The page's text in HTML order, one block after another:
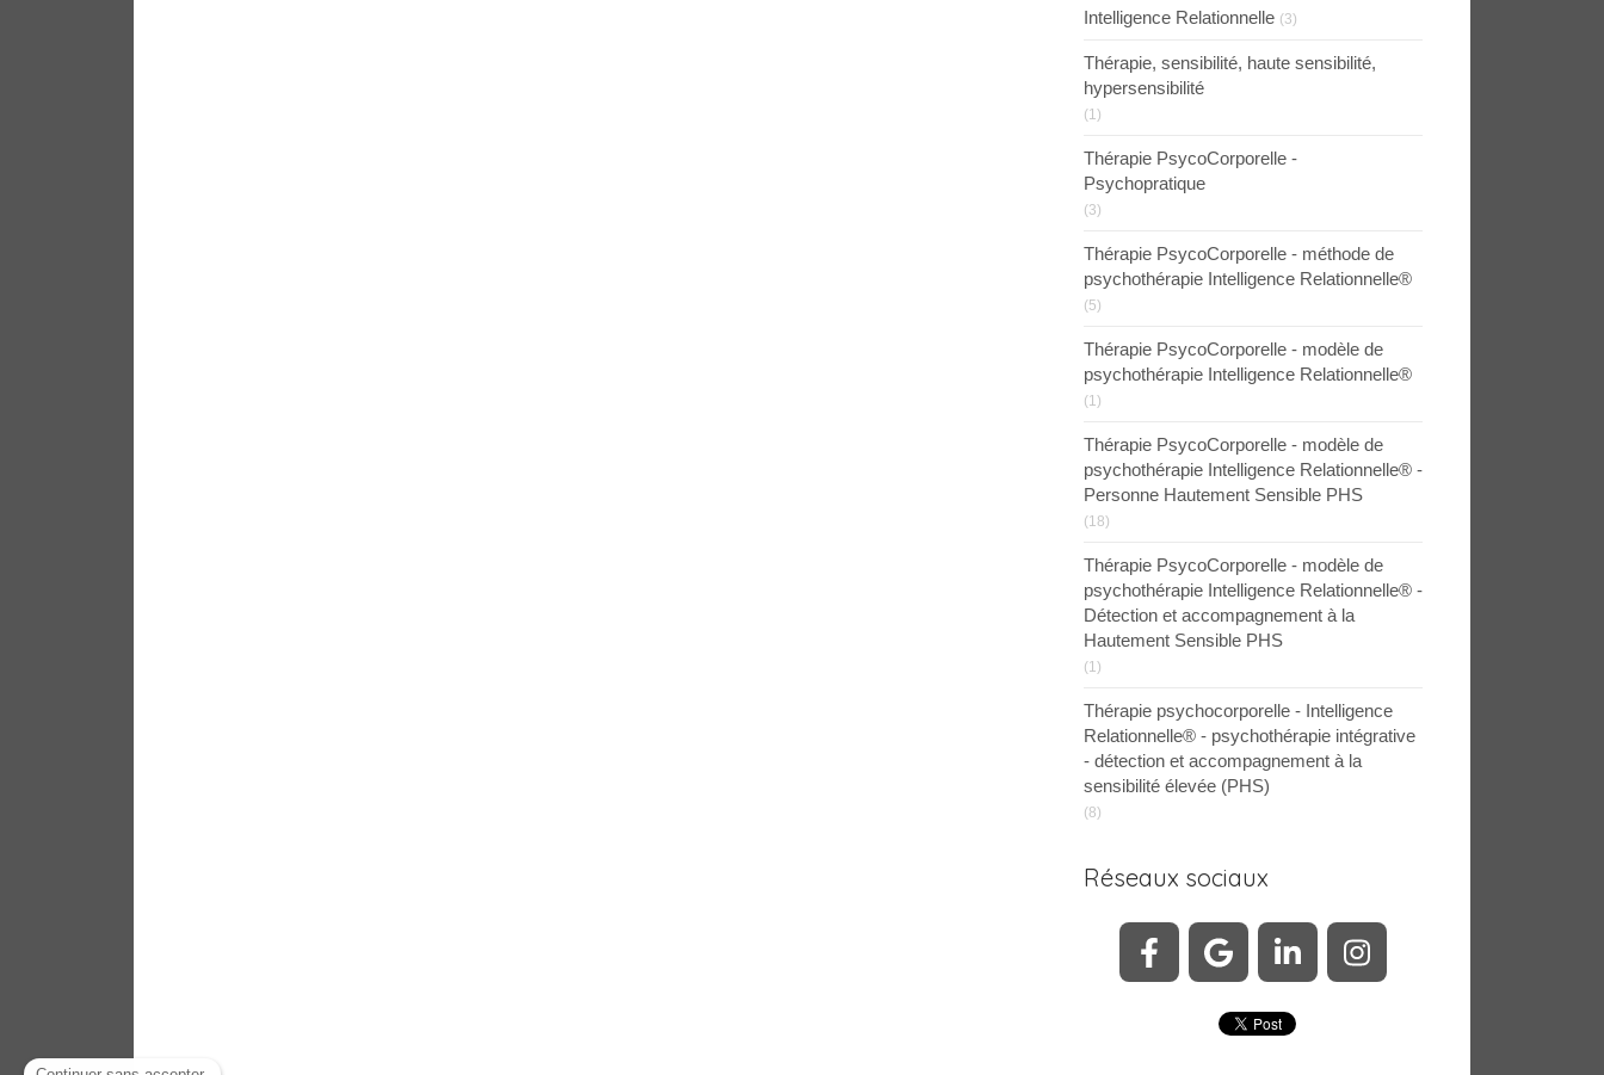
Intelligence Relationnelle (3)
Thérapie, sensibilité, haute sensibilité,
hypersensibilité
(1)
Thérapie PsycoCorporelle -
Psychopratique
(3)
Thérapie PsycoCorporelle - méthode de
psychothérapie Intelligence Relationnelle®
(5)
Thérapie PsycoCorporelle - modèle de
psychothérapie Intelligence Relationnelle®
(1)
Thérapie PsycoCorporelle - modèle de
psychothérapie Intelligence Relationnelle® -
Personne Hautement Sensible PHS
(18)
Thérapie PsycoCorporelle - modèle de
psychothérapie Intelligence Relationnelle® -
Détection et accompagnement à la
Hautement Sensible PHS
(1)
Thérapie psychocorporelle - Intelligence
Relationnelle® - psychothérapie intégrative
- détection et accompagnement à la
sensibilité élevée (PHS)
(8)
Réseaux sociaux